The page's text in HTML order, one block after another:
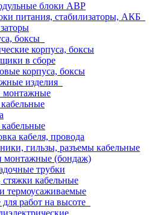
блоки АВР
питания, стабилизаторы, АКБ
боксы
корпуса, боксы
в сборе
корпуса, боксы
изделия
монтажные
кабеля, провода
гильзы, разъемы кабельные
монтажные (бондаж)
трубки
кабельные
термоусаживаемые
работ на высоте